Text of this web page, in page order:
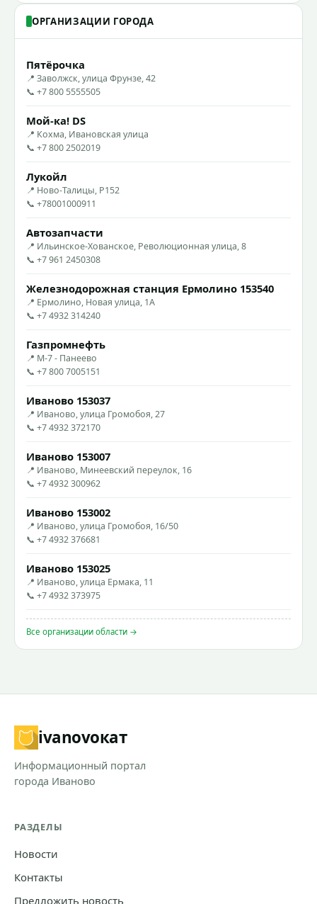
ОРГАНИЗАЦИИ ГОРОДА
Пятёрочка
📍 Заволжск, улица Фрунзе, 42
📞 +7 800 5555505
Мой-ка! DS
📍 Кохма, Ивановская улица
📞 +7 800 2502019
Лукойл
📍 Ново-Талицы, Р152
📞 +78001000911
Автозапчасти
📍 Ильинское-Хованское, Революционная улица, 8
📞 +7 961 2450308
Железнодорожная станция Ермолино 153540
📍 Ермолино, Новая улица, 1А
📞 +7 4932 314240
Газпромнефть
📍 М-7 - Панеево
📞 +7 800 7005151
Иваново 153037
📍 Иваново, улица Громобоя, 27
📞 +7 4932 372170
Иваново 153007
📍 Иваново, Минеевский переулок, 16
📞 +7 4932 300962
Иваново 153002
📍 Иваново, улица Громобоя, 16/50
📞 +7 4932 376681
Иваново 153025
📍 Иваново, улица Ермака, 11
📞 +7 4932 373975
Все организации области →
ivanovoкат
Информационный портал
города Иваново
РАЗДЕЛЫ
Новости
Контакты
Предложить новость